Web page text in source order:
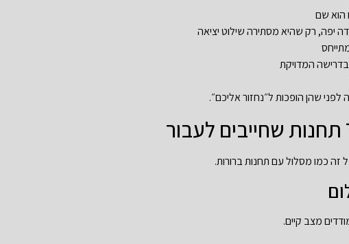
הוא שם
יפה, רק שהיא מסתירה שילוט יציאה
המדויקת
שהן הופכות ל״נחזור אליכם״.
זה כמו מסלול עם תחנות ברורות.
מצב קיים.